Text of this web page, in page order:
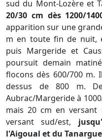
sud du Mont-Lozère et
20/30 cm dès 1200/
apparition sur une
m en toute fin de nuit,
puis Margeride et
poursuit demain
flocons dès 600/700 m.
dessus de 800 m.
Aubrac/Margeride à
mais 20 cm en versant
versant sud/est,
l'Aigoual et du Tanargue